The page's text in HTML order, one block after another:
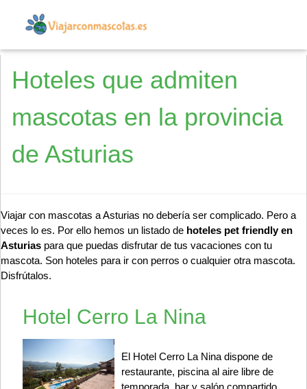
Hoteles que admiten
mascotas en la provincia
de Asturias
Viajar con mascotas a Asturias no debería ser complicado. Pero a
veces lo es. Por ello hemos un listado de hoteles pet friendly en
Asturias para que puedas disfrutar de tus vacaciones con tu
mascota. Son hoteles para ir con perros o cualquier otra mascota.
Disfrútalos.
Hotel Cerro La Nina
El Hotel Cerro La Nina dispone de
restaurante, piscina al aire libre de
temporada, bar y salón compartido